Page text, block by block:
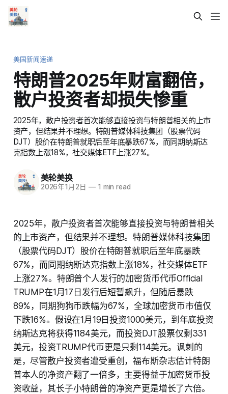
美国新闻速递
特朗普2025年财富翻倍，
散户投资者却损失惨重
2025年，散户投资者首次能够直接投资与特朗普相关的上市
资产，但结果并不理想。特朗普媒体科技集团（股票代码
DJT）股价在特朗普就职后至年底暴跌67%，而同期纳斯达
克指数上涨18%，社交媒体ETF上涨27%。
美轮美换
2026年1月2日 —1 min read
2025年，散户投资者首次能够直接投资与特朗普相关
的上市资产，但结果并不理想。特朗普媒体科技集团
（股票代码DJT）股价在特朗普就职后至年底暴跌
67%，而同期纳斯达克指数上涨18%，社交媒体ETF
上涨27%。特朗普个人发行的加密货币代币Official
TRUMP在1月17日发行后短暂飙升，但随后暴跌
89%，同期狗狗币跌幅为67%，全球加密货币市值仅
下跌16%。假设在1月19日投资1000美元，到年底投资
纳斯达克将获得1184美元，而投资DJT股票仅剩331
美元，投资TRUMP代币更是只剩114美元。讽刺的
是，尽管散户投资者遭受重创，福布斯杂志估计特朗
普本人的净资产翻了一倍多，主要得益于加密货币投
资收益，其长子小特朗普的净资产更是增长了六倍。